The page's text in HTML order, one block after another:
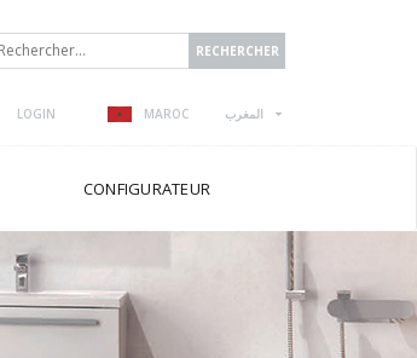
LOGIN MAROC المغرب
CONFIGURATEUR